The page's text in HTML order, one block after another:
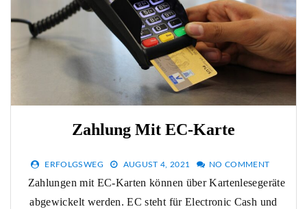
Zahlung Mit EC-Karte
ERFOLGSWEG AUGUST 4, 2021 NO COMMENT
Zahlungen mit EC-Karten können über Kartenlesegeräte
abgewickelt werden. EC steht für Electronic Cash und